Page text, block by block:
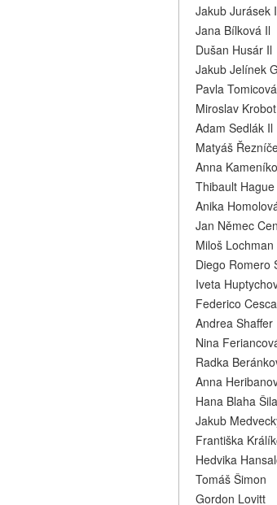
Jakub Jurásek
Jana Bílková Il
Dušan Husár Il
Jakub Jelínek
Pavla
Miroslav
Adam Sedlák Il
Matyáš
Anna
Thibault Hague
Anika
Jan Němec
Miloš
Diego Romero
Iveta
Federico Cesca
Andrea Shaffer
Nina
Radka
Anna
Hana Blaha
Jakub
Františka
Hedvika
Tomáš Šimon
Gordon Lovitt